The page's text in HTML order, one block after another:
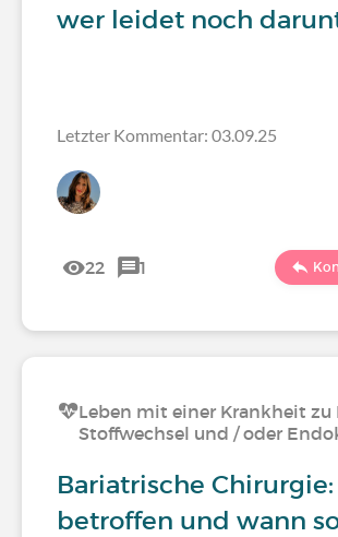
wer leidet noch
Letzter Kommentar: 03.09.25
22 1
Leben mit einer Krankheit zu
Stoffwechsel und / oder
Bariatrische
betroffen und wann